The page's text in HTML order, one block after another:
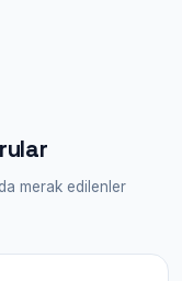
merak edilenler